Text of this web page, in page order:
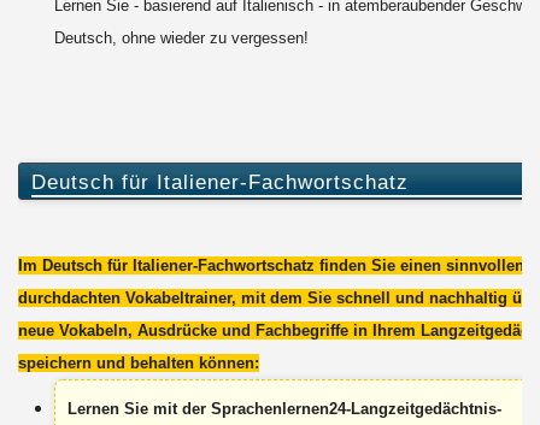
Lernen Sie - basierend auf Italienisch - in atemberaubender
Deutsch, ohne wieder zu vergessen!
Deutsch für Italiener-Fachwortschatz
Im Deutsch für Italiener-Fachwortschatz finden Sie einen sinnvollen
durchdachten Vokabeltrainer, mit dem Sie schnell und nachhaltig
neue Vokabeln, Ausdrücke und Fachbegriffe in Ihrem
speichern und behalten können:
Lernen Sie mit der Sprachenlernen24-Langzeitgedächtnis-